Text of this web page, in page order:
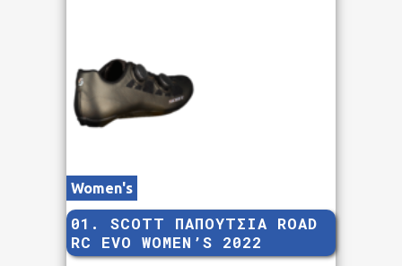
Women's
01. SCOTT ΠΑΠΟΥΤΣΙΑ ROAD
RC EVO WOMEN’S 2022